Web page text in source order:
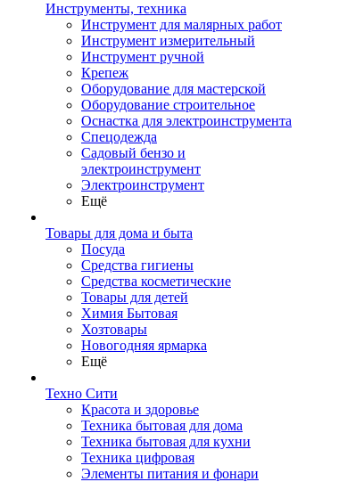
Инструменты, техника
Инструмент для малярных работ
Инструмент измерительный
Инструмент ручной
Крепеж
Оборудование для мастерской
Оборудование строительное
Оснастка для электроинструмента
Спецодежда
Садовый бензо и
электроинструмент
Электроинструмент
Ещё
Товары для дома и быта
Посуда
Средства гигиены
Средства косметические
Товары для детей
Химия Бытовая
Хозтовары
Новогодняя ярмарка
Ещё
Техно Сити
Красота и здоровье
Техника бытовая для дома
Техника бытовая для кухни
Техника цифровая
Элементы питания и фонари